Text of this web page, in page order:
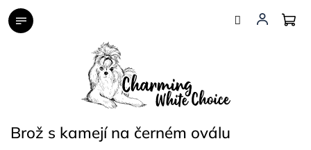
Přejít
na
Brož s kamejí na černém oválu